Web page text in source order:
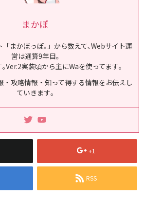
まかぽ
「まかぽっぽ｡」から数えて､Webサイト運
営は通算9年目｡
Ver.2実装頃から主にWaを使ってます｡
・攻略情報・知って得する情報をお伝えし
ていきます｡
+1
RSS